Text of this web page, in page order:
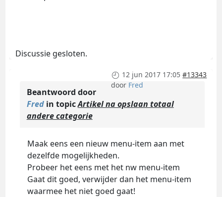
Discussie gesloten.
12 jun 2017 17:05 #13343
door Fred
Beantwoord door
Fredin topicArtikel na opslaan totaal
andere categorie
Maak eens een nieuw menu-item aan met
dezelfde mogelijkheden.
Probeer het eens met het nw menu-item
Gaat dit goed, verwijder dan het menu-item
waarmee het niet goed gaat!